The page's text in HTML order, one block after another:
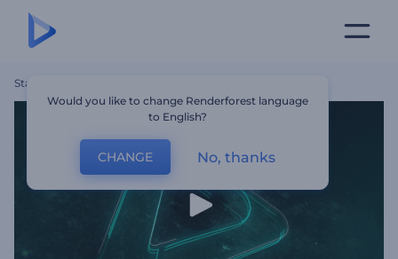
Startseite
Would you like to change Renderforest language
to English?
CHANGE No, thanks